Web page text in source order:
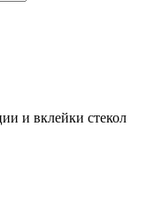
и вклейки стекол